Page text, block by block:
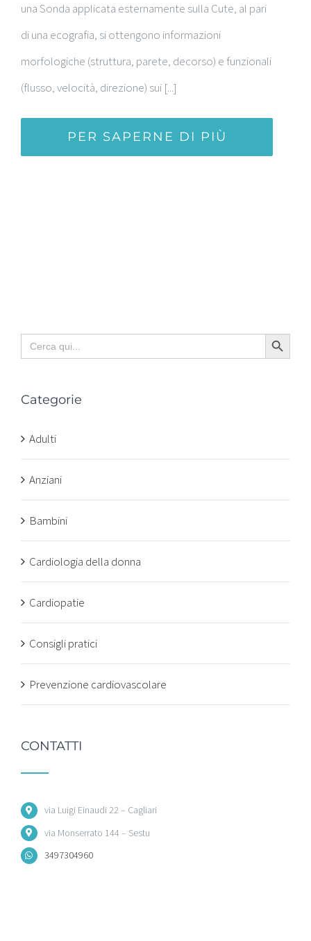
una Sonda applicata esternamente sulla Cute, al pari
di una ecografia, si ottengono informazioni
morfologiche (struttura, parete, decorso) e funzionali
(flusso, velocità, direzione) sui [...]
PER SAPERNE DI PIÙ
Search
for:
Search Button
Categorie
Adulti
Anziani
Bambini
Cardiologia della donna
Cardiopatie
Consigli pratici
Prevenzione cardiovascolare
CONTATTI
via Luigi Einaudi 22 – Cagliari
via Monserrato 144 – Sestu
3497304960